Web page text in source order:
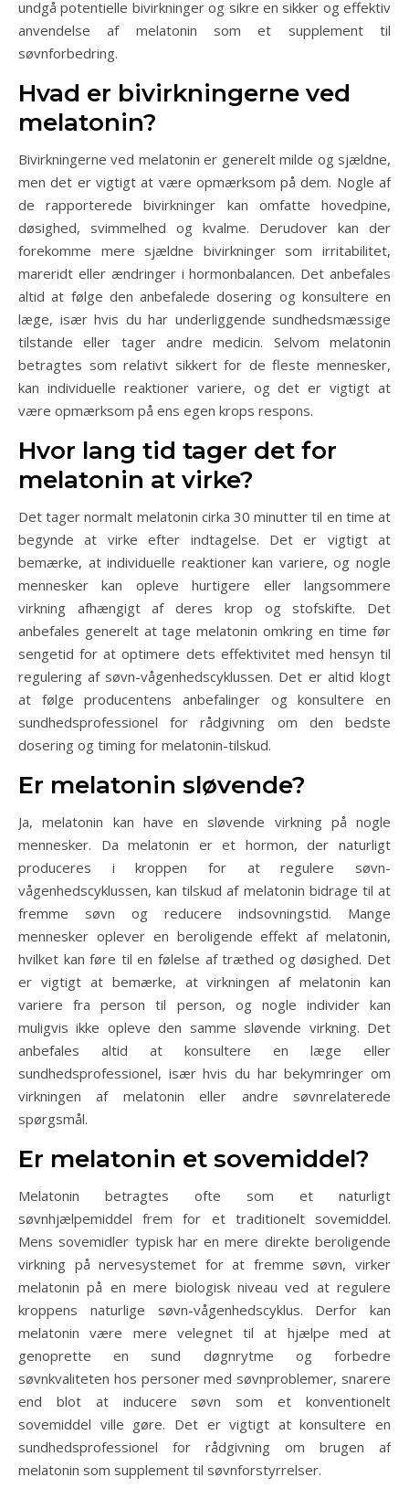
undgå potentielle bivirkninger og sikre en sikker og effektiv
anvendelse af melatonin som et supplement til
søvnforbedring.
Hvad er bivirkningerne ved
melatonin?
Bivirkningerne ved melatonin er generelt milde og sjældne,
men det er vigtigt at være opmærksom på dem. Nogle af
de rapporterede bivirkninger kan omfatte hovedpine,
døsighed, svimmelhed og kvalme. Derudover kan der
forekomme mere sjældne bivirkninger som irritabilitet,
mareridt eller ændringer i hormonbalancen. Det anbefales
altid at følge den anbefalede dosering og konsultere en
læge, især hvis du har underliggende sundhedsmæssige
tilstande eller tager andre medicin. Selvom melatonin
betragtes som relativt sikkert for de fleste mennesker,
kan individuelle reaktioner variere, og det er vigtigt at
være opmærksom på ens egen krops respons.
Hvor lang tid tager det for
melatonin at virke?
Det tager normalt melatonin cirka 30 minutter til en time at
begynde at virke efter indtagelse. Det er vigtigt at
bemærke, at individuelle reaktioner kan variere, og nogle
mennesker kan opleve hurtigere eller langsommere
virkning afhængigt af deres krop og stofskifte. Det
anbefales generelt at tage melatonin omkring en time før
sengetid for at optimere dets effektivitet med hensyn til
regulering af søvn-vågenhedscyklussen. Det er altid klogt
at følge producentens anbefalinger og konsultere en
sundhedsprofessionel for rådgivning om den bedste
dosering og timing for melatonin-tilskud.
Er melatonin sløvende?
Ja, melatonin kan have en sløvende virkning på nogle
mennesker. Da melatonin er et hormon, der naturligt
produceres i kroppen for at regulere søvn-
vågenhedscyklussen, kan tilskud af melatonin bidrage til at
fremme søvn og reducere indsovningstid. Mange
mennesker oplever en beroligende effekt af melatonin,
hvilket kan føre til en følelse af træthed og døsighed. Det
er vigtigt at bemærke, at virkningen af melatonin kan
variere fra person til person, og nogle individer kan
muligvis ikke opleve den samme sløvende virkning. Det
anbefales altid at konsultere en læge eller
sundhedsprofessionel, især hvis du har bekymringer om
virkningen af melatonin eller andre søvnrelaterede
spørgsmål.
Er melatonin et sovemiddel?
Melatonin betragtes ofte som et naturligt
søvnhjælpemiddel frem for et traditionelt sovemiddel.
Mens sovemidler typisk har en mere direkte beroligende
virkning på nervesystemet for at fremme søvn, virker
melatonin på en mere biologisk niveau ved at regulere
kroppens naturlige søvn-vågenhedscyklus. Derfor kan
melatonin være mere velegnet til at hjælpe med at
genoprette en sund døgnrytme og forbedre
søvnkvaliteten hos personer med søvnproblemer, snarere
end blot at inducere søvn som et konventionelt
sovemiddel ville gøre. Det er vigtigt at konsultere en
sundhedsprofessionel for rådgivning om brugen af
melatonin som supplement til søvnforstyrrelser.